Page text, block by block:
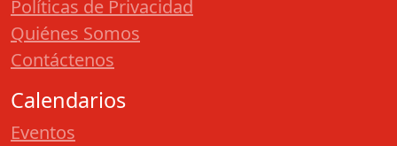
Políticas de Privacidad
Quiénes Somos
Contáctenos
Calendarios
Eventos